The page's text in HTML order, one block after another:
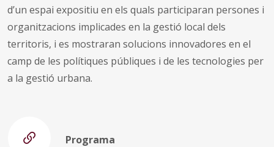
d’un espai expositiu en els quals participaran persones i
organitzacions implicades en la gestió local dels
territoris, i es mostraran solucions innovadores en el
camp de les polítiques públiques i de les tecnologies per
a la gestió urbana.
Programa